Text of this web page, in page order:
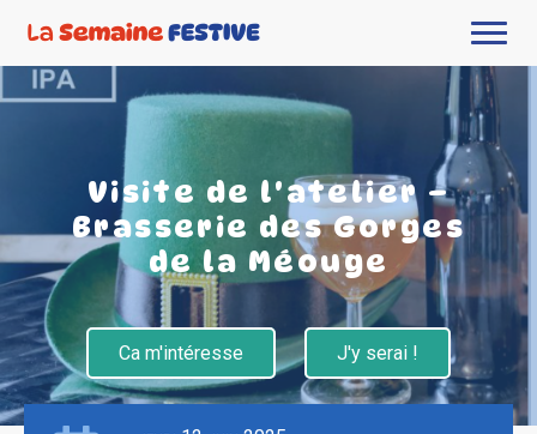
Visite de l'atelier –
Brasserie des Gorges
de la Méouge
Ca m'intéresse J'y serai !